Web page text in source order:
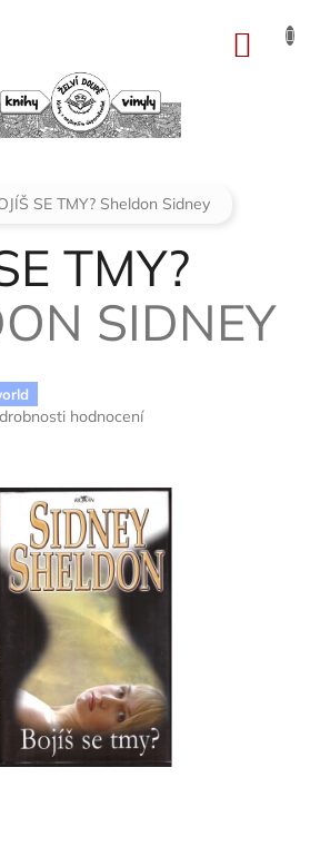
SE TMY? Sheldon Sidney
TMY?
SIDNEY
hodnocení